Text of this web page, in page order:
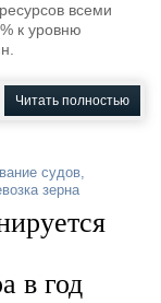
флота
всеми
к уровню
Читать полностью
судов,
зерна
в год